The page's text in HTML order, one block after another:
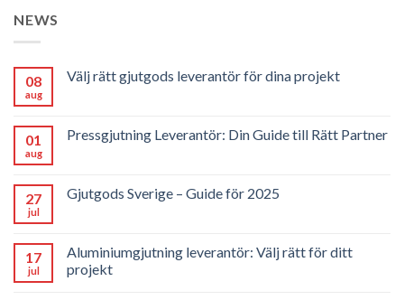
NEWS
08
aug
Välj rätt gjutgods leverantör för dina projekt
01
aug
Pressgjutning Leverantör: Din Guide till Rätt Partner
27
jul
Gjutgods Sverige – Guide för 2025
17
jul
Aluminiumgjutning leverantör: Välj rätt för ditt
projekt